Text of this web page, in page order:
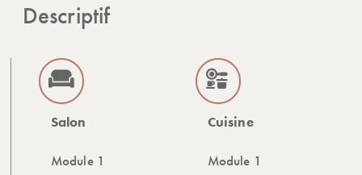
Descriptif
Salon
Module 1
Cuisine
Module 1